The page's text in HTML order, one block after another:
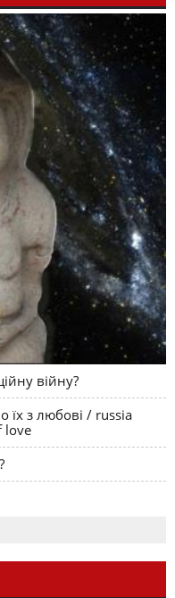
війну?
їх з любові / russia
love